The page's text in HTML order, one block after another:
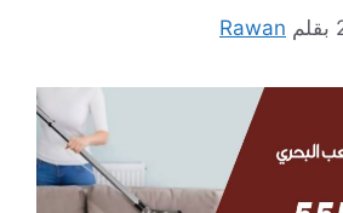
بقلم Rawan